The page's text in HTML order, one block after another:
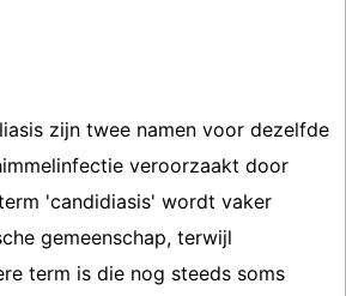
zijn twee namen voor dezelfde
veroorzaakt door
'candidiasis' wordt vaker
gemeenschap, terwijl
term is die nog steeds soms